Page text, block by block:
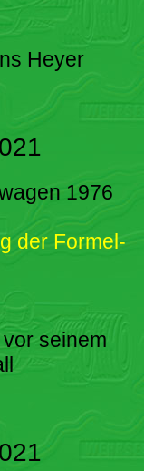
Heyer
1976
der Formel-
seinem